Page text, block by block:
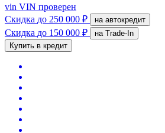
vin VIN проверен
Скидка до 250 000 ₽ на автокредит
Скидка до 150 000 ₽
на Trade-In
Купить в кредит